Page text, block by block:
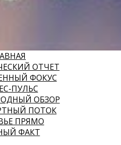
ОТЧЕТ
ФОКУС
ПУЛЬС
ОБЗОР
ПОТОК
ПРЯМО
ФАКТ